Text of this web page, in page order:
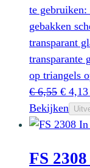
te gebruiken:
gebakken
transparant
transparante
op triangels
€6,55
prijs
was:
€ 4,13
Bekijken
FS